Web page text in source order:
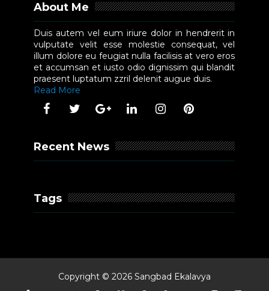
About Me
Duis autem vel eum iriure dolor in hendrerit in
vulputate velit esse molestie consequat, vel
illum dolore eu feugiat nulla facilisis at vero eros
et accumsan et iusto odio dignissim qui blandit
praesent luptatum zzril delenit augue duis.
Read More
Recent News
Tags
Copyright © 2026 Sangbad Ekalavya